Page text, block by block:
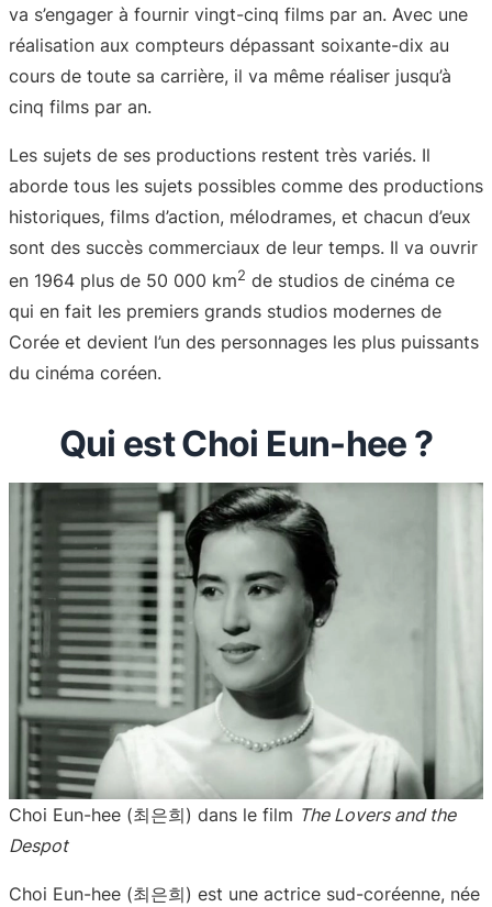
va s’engager à fournir vingt-cinq films par an. Avec une
réalisation aux compteurs dépassant soixante-dix au
cours de toute sa carrière, il va même réaliser jusqu’à
cinq films par an.
Les sujets de ses productions restent très variés. Il
aborde tous les sujets possibles comme des productions
historiques, films d’action, mélodrames, et chacun d’eux
sont des succès commerciaux de leur temps. Il va ouvrir
en 1964 plus de 50 000 km2 de studios de cinéma ce
qui en fait les premiers grands studios modernes de
Corée et devient l’un des personnages les plus puissants
du cinéma coréen.
Qui est Choi Eun-hee ?
Choi Eun-hee (최은희) dans le film The Lovers and the
Despot
Choi Eun-hee (최은희) est une actrice sud-coréenne, née